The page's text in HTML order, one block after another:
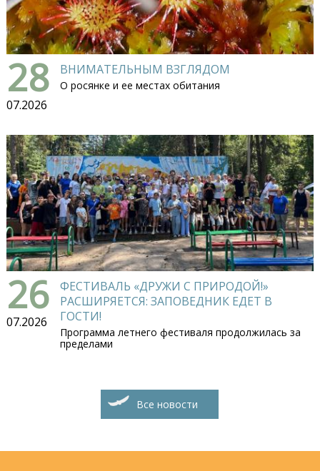
28
07.2026
ВНИМАТЕЛЬНЫМ ВЗГЛЯДОМ
О росянке и ее местах обитания
26
07.2026
ФЕСТИВАЛЬ «ДРУЖИ С ПРИРОДОЙ!»
РАСШИРЯЕТСЯ: ЗАПОВЕДНИК ЕДЕТ В
ГОСТИ!
Программа летнего фестиваля продолжилась за
пределами
Все новости